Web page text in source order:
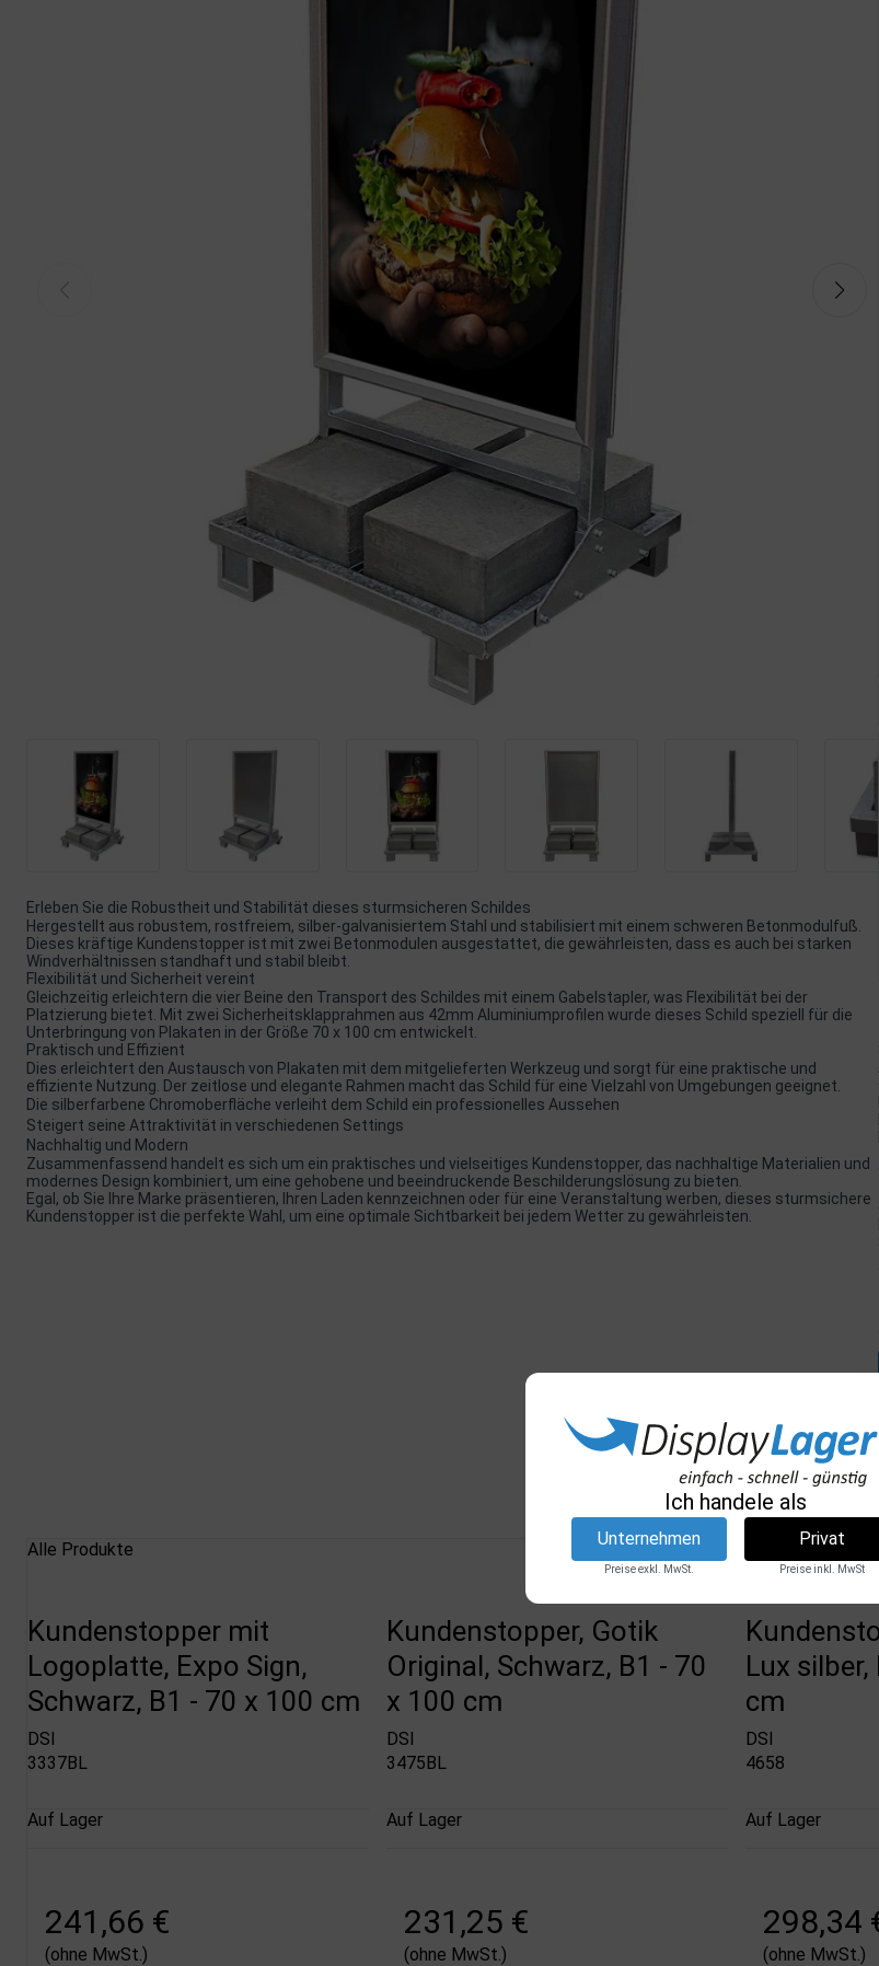
Erleben Sie die Robustheit und Stabilität dieses sturmsicheren Schildes
Hergestellt aus robustem, rostfreiem, silber-galvanisiertem Stahl und stabilisiert mit einem schweren Betonmodulfuß.
Dieses kräftige Kundenstopper ist mit zwei Betonmodulen ausgestattet, die gewährleisten, dass es auch bei starken
Windverhältnissen standhaft und stabil bleibt.
Flexibilität und Sicherheit vereint
Gleichzeitig erleichtern die vier Beine den Transport des Schildes mit einem Gabelstapler, was Flexibilität bei der
Platzierung bietet. Mit zwei Sicherheitsklapprahmen aus 42mm Aluminiumprofilen wurde dieses Schild speziell für die
Unterbringung von Plakaten in der Größe 70 x 100 cm entwickelt.
Praktisch und Effizient
Dies erleichtert den Austausch von Plakaten mit dem mitgelieferten Werkzeug und sorgt für eine praktische und
effiziente Nutzung. Der zeitlose und elegante Rahmen macht das Schild für eine Vielzahl von Umgebungen geeignet.
Die silberfarbene Chromoberfläche verleiht dem Schild ein professionelles Aussehen
Steigert seine Attraktivität in verschiedenen Settings
Nachhaltig und Modern
Zusammenfassend handelt es sich um ein praktisches und vielseitiges Kundenstopper, das nachhaltige Materialien und
modernes Design kombiniert, um eine gehobene und beeindruckende Beschilderungslösung zu bieten.
Egal, ob Sie Ihre Marke präsentieren, Ihren Laden kennzeichnen oder für eine Veranstaltung werben, dieses sturmsichere
Kundenstopper ist die perfekte Wahl, um eine optimale Sichtbarkeit bei jedem Wetter zu gewährleisten.
Verwandte
Alle Produkte
Kundenstopper mit
Logoplatte, Expo Sign,
Schwarz, B1 - 70 x 100 cm
DSI
3337BL
Auf Lager
241,66 €
(ohne MwSt.)
Kundenstopper, Gotik
Original, Schwarz, B1 - 70
x 100 cm
DSI
3475BL
Auf Lager
231,25 €
(ohne MwSt.)
Lux
cm
DSI
4658
Auf Lager
298,34
(ohne MwSt.)
Ich handele als
Unternehmen
Preise exkl. MwSt.
Privat
Preise inkl. MwSt